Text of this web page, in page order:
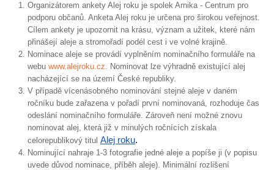
Organizátorem ankety Alej roku je spolek Arnika - Centrum pro
podporu občanů. Anketa Alej roku je určena pro širokou veřejnost.
Cílem ankety je upozornit na krásu, význam a užitek, které nám
přinášejí aleje a stromořadí podél cest i ve volné krajině.
Nominace aleje se provádí vyplněním nominačního formuláře na
webu www.alejroku.cz. Nominovat lze výhradně existující alej
nacházející se na území České republiky.
V případě vícenásobného nominování stejné aleje v daném
ročníku bude zařazena v pořadí první nominovaná, rozhoduje čas
odeslání nominačního formuláře. Zároveň není možné znovu
nominovat alej, která již v minulých ročnících získala
celorepublikový titul Alej roku.
Nominující nahraje 1-3 fotografie jedné aleje a popíše ji (v popisu
uvede důvod nominace, příběh aleje). Minimální rozlišení